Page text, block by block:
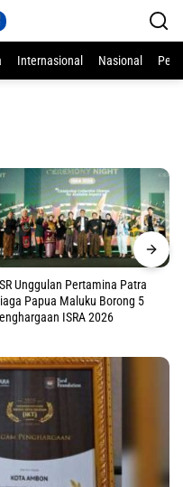
Internasional Nasional
Unggulan Pertamina Patra
Papua Maluku Borong 5
ISRA 2026